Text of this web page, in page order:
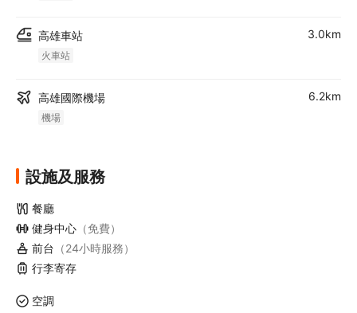
高雄車站
火車站
3.0km
高雄國際機場
機場
6.2km
設施及服務
餐廳
健身中心 （免費）
前台 （24小時服務）
行李寄存
空調